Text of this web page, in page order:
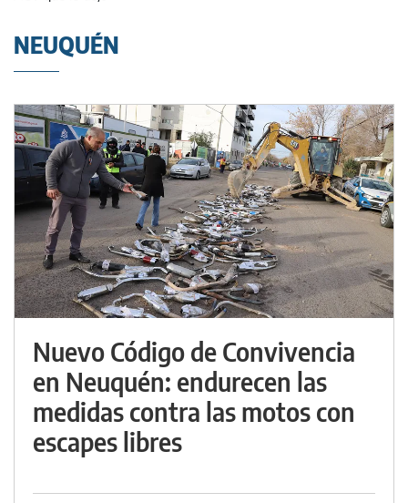
NEUQUÉN
Nuevo Código de Convivencia
en Neuquén: endurecen las
medidas contra las motos con
escapes libres